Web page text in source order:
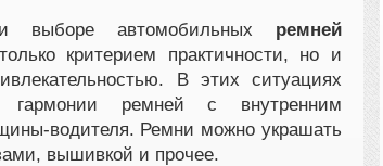
выборе автомобильных ремней
критерием практичности, но и
В этих ситуациях
ремней с внутренним
водителя. Ремни можно украшать
вышивкой и прочее.